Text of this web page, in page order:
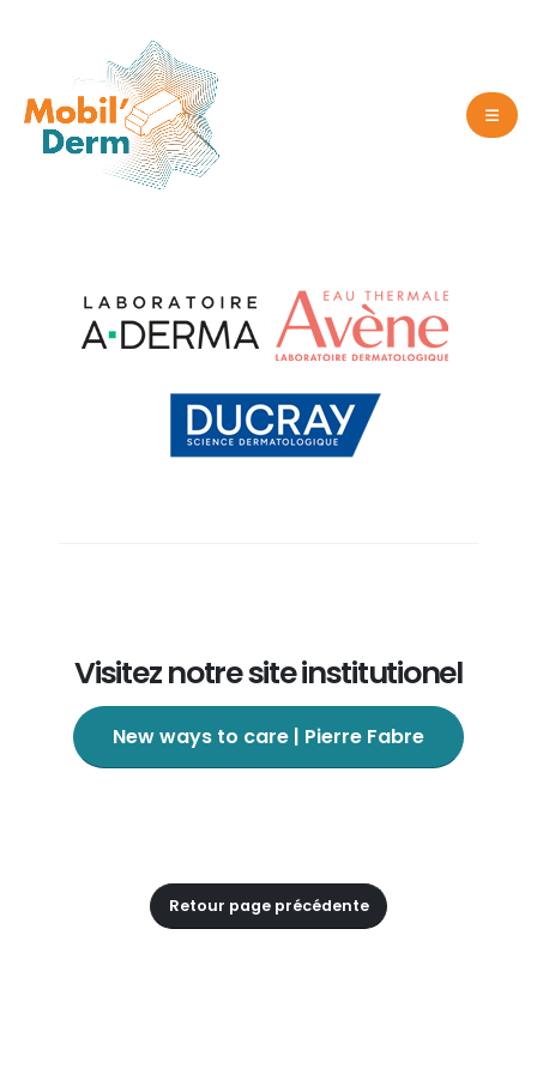
Visitez notre site institutionel
New ways to care | Pierre Fabre
Retour page précédente